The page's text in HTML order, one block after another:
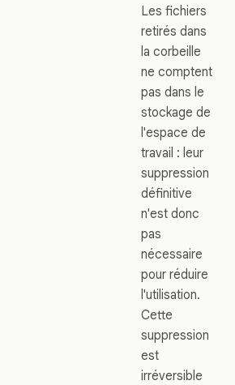
Les fichiers
retirés dans
la corbeille
ne comptent
pas dans le
stockage de
l'espace de
travail : leur
suppression
définitive
n'est donc
pas
nécessaire
pour réduire
l'utilisation.
Cette
suppression
est
irréversible